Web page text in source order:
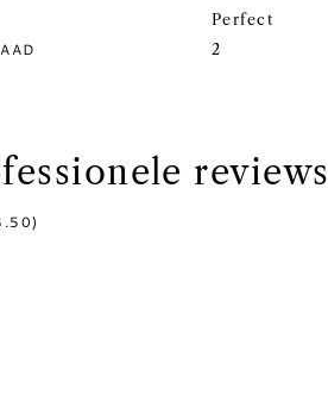
Perfect
2
reviews